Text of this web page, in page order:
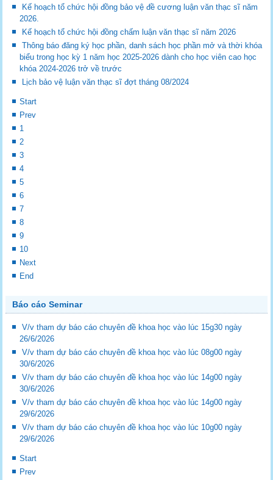
Kế hoạch tổ chức hội đồng bảo vệ đề cương luận văn thạc sĩ năm
2026.
Kế hoạch tổ chức hội đồng chấm luận văn thạc sĩ năm 2026
Thông báo đăng ký học phần, danh sách học phần mở và thời khóa
biểu trong học kỳ 1 năm học 2025-2026 dành cho học viên cao học
khóa 2024-2026 trở về trước
Lịch bảo vệ luận văn thạc sĩ đợt tháng 08/2024
Start
Prev
1
2
3
4
5
6
7
8
9
10
Next
End
Báo cáo Seminar
V/v tham dự báo cáo chuyên đề khoa học vào lúc 15g30 ngày
26/6/2026
V/v tham dự báo cáo chuyên đề khoa học vào lúc 08g00 ngày
30/6/2026
V/v tham dự báo cáo chuyên đề khoa học vào lúc 14g00 ngày
30/6/2026
V/v tham dự báo cáo chuyên đề khoa học vào lúc 14g00 ngày
29/6/2026
V/v tham dự báo cáo chuyên đề khoa học vào lúc 10g00 ngày
29/6/2026
Start
Prev